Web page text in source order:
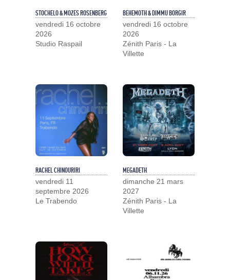
STOCHELO & MOZES ROSENBERG
vendredi 16 octobre
2026
Studio Raspail
BEHEMOTH & DIMMU BORGIR
vendredi 16 octobre
2026
Zénith Paris - La
Villette
RACHEL CHINOURIRI
vendredi 11
septembre 2026
Le Trabendo
MEGADETH
dimanche 21 mars
2027
Zénith Paris - La
Villette